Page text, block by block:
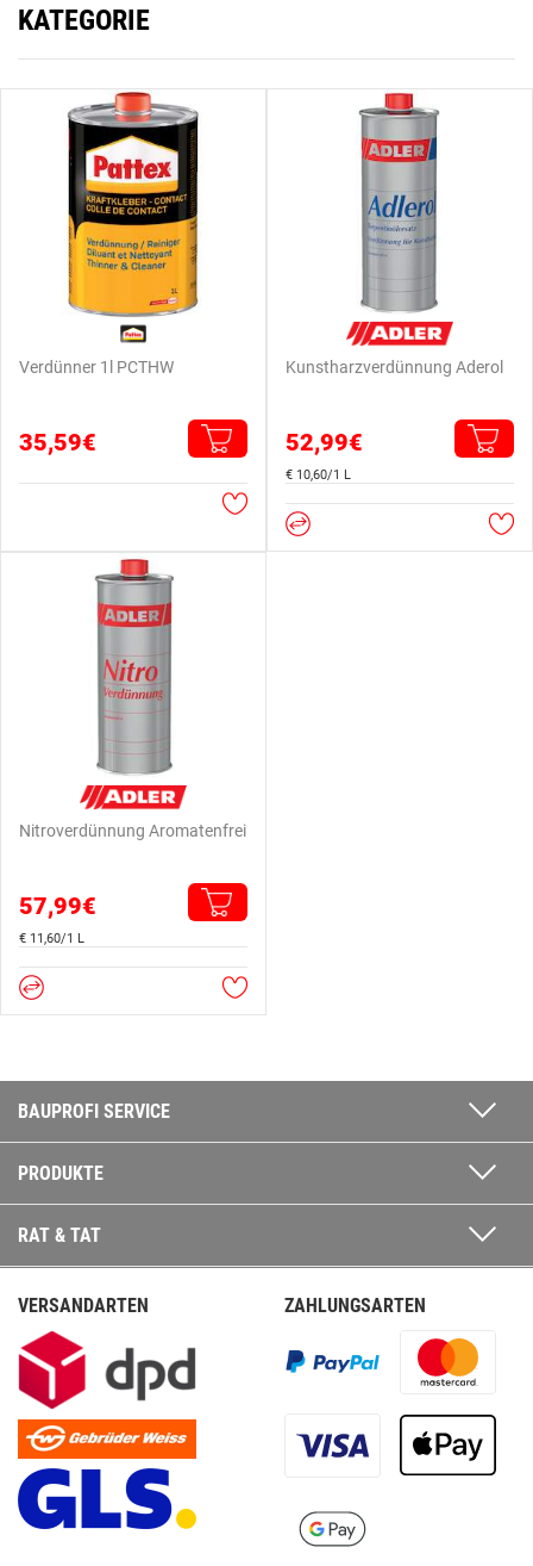
KATEGORIE
Verdünner 1l PCTHW
35,59€
Kunstharzverdünnung Aderol
52,99€
€ 10,60/1 L
Nitroverdünnung Aromatenfrei
57,99€
€ 11,60/1 L
BAUPROFI SERVICE
PRODUKTE
RAT & TAT
VERSANDARTEN ZAHLUNGSARTEN